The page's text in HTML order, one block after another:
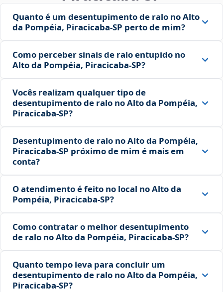
Quanto é um desentupimento de ralo no Alto
da Pompéia, Piracicaba‑SP perto de mim?
Como perceber sinais de ralo entupido no
Alto da Pompéia, Piracicaba‑SP?
Vocês realizam qualquer tipo de
desentupimento de ralo no Alto da Pompéia,
Piracicaba‑SP?
Desentupimento de ralo no Alto da Pompéia,
Piracicaba‑SP próximo de mim é mais em
conta?
O atendimento é feito no local no Alto da
Pompéia, Piracicaba‑SP?
Como contratar o melhor desentupimento
de ralo no Alto da Pompéia, Piracicaba‑SP?
Quanto tempo leva para concluir um
desentupimento de ralo no Alto da Pompéia,
Piracicaba‑SP?